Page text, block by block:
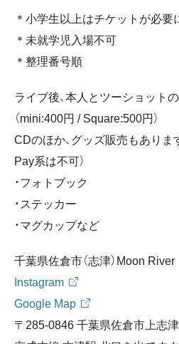
＊小学生以上はチケットが必要
＊未就学児入場不可
＊整理番号順
ライブ後、本人とツーショット
（mini:400円 / Square:500円）
CDのほか、グッズ販売もありま
Pay系は不可）
・フォトブック
・ステッカー
・マグカップなど
千葉県佐倉市（志津）Moon River
Instagram
Google Map
〒285-0846 千葉県佐倉市上志